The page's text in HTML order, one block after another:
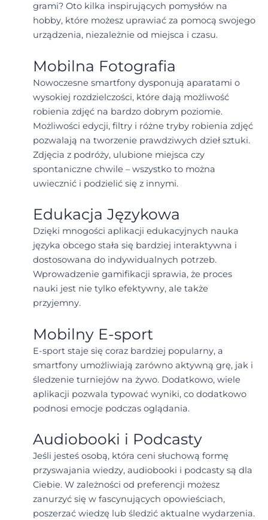
grami? Oto kilka inspirujących pomysłów na
hobby, które możesz uprawiać za pomocą swojego
urządzenia, niezależnie od miejsca i czasu.
Mobilna Fotografia
Nowoczesne smartfony dysponują aparatami o
wysokiej rozdzielczości, które dają możliwość
robienia zdjęć na bardzo dobrym poziomie.
Możliwości edycji, filtry i różne tryby robienia zdjęć
pozwalają na tworzenie prawdziwych dzieł sztuki.
Zdjęcia z podróży, ulubione miejsca czy
spontaniczne chwile – wszystko to można
uwiecznić i podzielić się z innymi.
Edukacja Językowa
Dzięki mnogości aplikacji edukacyjnych nauka
języka obcego stała się bardziej interaktywna i
dostosowana do indywidualnych potrzeb.
Wprowadzenie gamifikacji sprawia, że proces
nauki jest nie tylko efektywny, ale także
przyjemny.
Mobilny E-sport
E-sport staje się coraz bardziej popularny, a
smartfony umożliwiają zarówno aktywną grę, jak i
śledzenie turniejów na żywo. Dodatkowo, wiele
aplikacji pozwala typować wyniki, co dodatkowo
podnosi emocje podczas oglądania.
Audiobooki i Podcasty
Jeśli jesteś osobą, która ceni słuchową formę
przyswajania wiedzy, audiobooki i podcasty są dla
Ciebie. W zależności od preferencji możesz
zanurzyć się w fascynujących opowieściach,
poszerzać wiedzę lub śledzić aktualne wydarzenia.